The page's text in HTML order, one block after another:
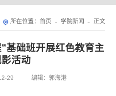
所在位置：首页 学院新闻 正文
基础班开展红色教育主
活动
29 编辑：郭海港